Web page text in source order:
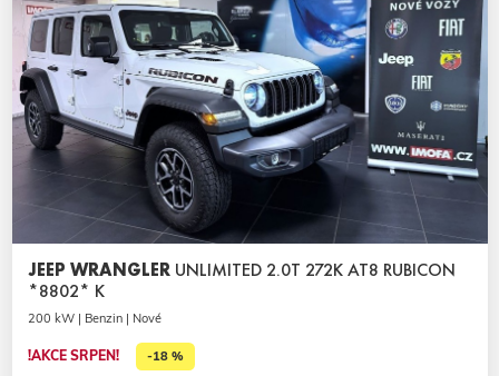
JEEP WRANGLER UNLIMITED 2.0T 272K AT8 RUBICON
*8802* K
200 kW | Benzin | Nové
!AKCE SRPEN! -18 %